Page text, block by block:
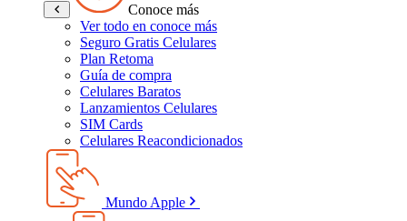
Conoce más
Ver todo en conoce más
Seguro Gratis Celulares
Plan Retoma
Guía de compra
Celulares Baratos
Lanzamientos Celulares
SIM Cards
Celulares Reacondicionados
Mundo Apple